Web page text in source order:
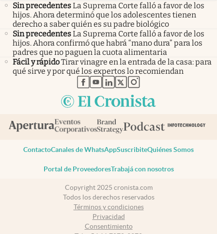
Sin precedentesLa Suprema Corte falló a favor de los
hijos. Ahora determinó que los adolescentes tienen
derecho a saber quién es su padre biológico
Sin precedentesLa Suprema Corte falló a favor de los
hijos. Ahora confirmó que habrá “mano dura” para los
padres que no paguen la cuota alimentaria
Fácil y rápidoTirar vinagre en la entrada de la casa: para
qué sirve y por qué los expertos lo recomiendan
abre en nueva pestaña
abre en nueva pestaña
abre en nueva pestaña
abre en nueva pestaña
abre en nueva pestaña
ContactoCanales de WhatsAppSuscribiteQuiénes Somos
Portal de ProveedoresTrabajá con nosotros
Copyright 2025 cronista.com
Todos los derechos reservados
Términos y condiciones
Privacidad
Consentimiento